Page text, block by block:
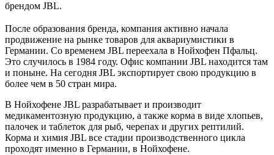
брендом JBL.
После образования бренда, компания активно начала
продвижение на рынке товаров для аквариумистики в
Германии. Со временем JBL переехала в Нойхофен Пфальц.
Это случилось в 1984 году. Офис компании JBL находится там
и поныне. На сегодня JBL экспортирует свою продукцию в
более чем в 50 стран мира.
В Нойхофене JBL разрабатывает и производит
медикаментозную продукцию, а также корма в виде хлопьев,
палочек и таблеток для рыб, черепах и других рептилий.
Корма и химия JBL все стадии производственного цикла
проходят именно в Германии, в Нойхофене.